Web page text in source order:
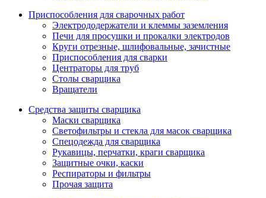
Приспособления для сварочных работ
Электрододержатели и клеммы заземления
Печи для просушки и прокалки электродов
Круги отрезные, шлифовальные, зачистные
Приспособления для сварки
Центраторы для труб
Столы сварщика
Вращатели
Средства защиты сварщика
Маски сварщика
Светофильтры и стекла для масок сварщика
Спецодежда для сварщика
Рукавицы, перчатки, краги сварщика
Защитные очки, каски
Респираторы и фильтры
Прочая защита